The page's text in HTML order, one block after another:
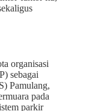
organisasi
sebagai
Pamulang,
pada
parkir